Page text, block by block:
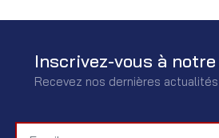
Inscrivez-vous à
Recevez nos dernières actualités